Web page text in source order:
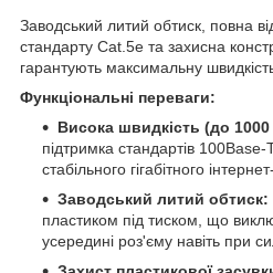
Заводський литий обтиск, повна
стандарту Cat.5e та захисна
гарантують максимальну
Функціональні переваги:
Висока швидкість (до 1000
підтримка стандартів
стабільного гігабітного
Заводський литий обтиск:
пластиком під тиском, що
усередині роз'єму навіть при